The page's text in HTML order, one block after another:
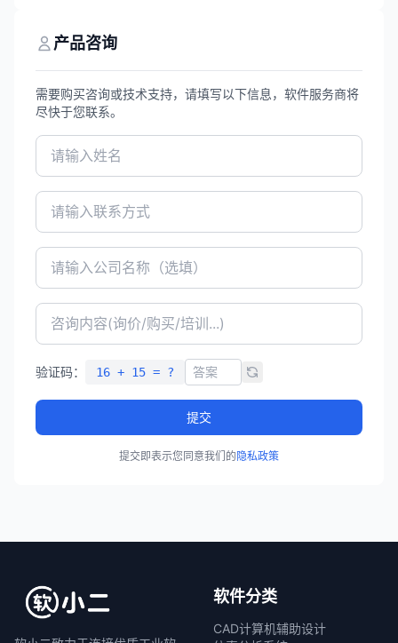
产品咨询
需要购买咨询或技术支持，请填写以下信息，软件服务商将
尽快于您联系。
验证码： 16 + 15 = ?
提交
提交即表示您同意我们的隐私政策
软件分类
CAD计算机辅助设计